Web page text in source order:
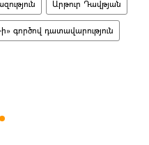
Արթուր Դավթյան
գործով դատավարություն